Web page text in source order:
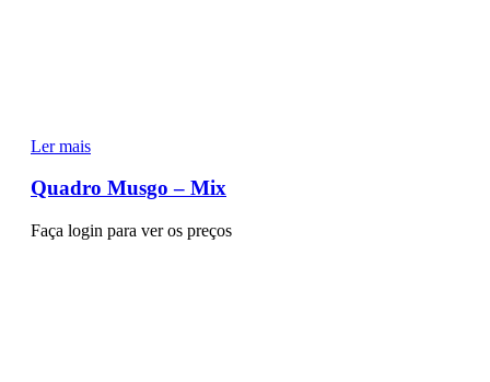
Ler mais
Quadro Musgo – Mix
Faça login para ver os preços